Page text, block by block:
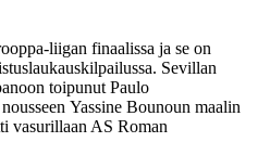
liigan finaalissa ja se on
Sevillan
toipunut Paulo
Yassine Bounoun maalin
vasurillaan AS Roman